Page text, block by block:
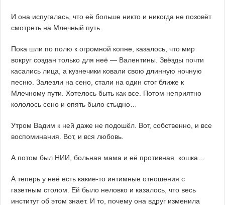
И она испугалась, что её больше никто и никогда не позовёт
смотреть на Млечный путь.
Пока шли по полю к огромной копне, казалось, что мир
вокруг создан только для неё — Валентины. Звёзды почти
касались лица, а кузнечики ковали свою длинную ночную
песню. Залезли на сено, стали на один стог ближе к
Млечному пути. Хотелось быть как все. Потом неприятно
кололось сено и опять было стыдно…
Утром Вадим к ней даже не подошёл. Вот, собственно, и все
воспоминания. Вот, и вся любовь.
А потом был НИИ, больная мама и её противная кошка…
А теперь у неё есть какие-то интимные отношения с
газетным столом. Ей было неловко и казалось, что весь
институт об этом знает. И то, почему она вдруг изменила